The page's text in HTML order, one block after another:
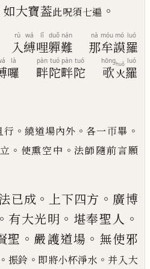
如大寶葢此呪須七遍 。
入
rù
縛
wá
哩
lǐ
軃
duǒ
難
nán
那
nà
牟
móu
謨
mó
羅
luó
囉
là
畔
pàn
陀
tuó
畔
pàn
陀
tuó
㰤
hōng
火
huǒ
羅
luó
行 。 繞道場內外 。 各一帀畢 。
。 使熏空中 。 法師隨前言願
已成 。 上下四方 。 廣博
。 有大光明 。 堪奉聖人 。
聖 。 嚴護道場 。 無使邪
。 振鈴 。 即將小杯淨水 。 并入大